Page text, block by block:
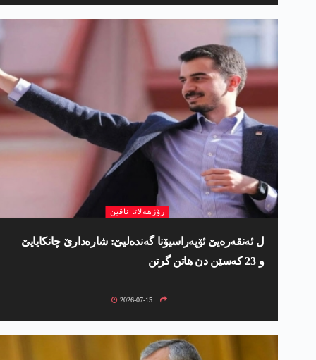
رۆژھەلاتا ناڤین
ل ئەنقەرەیێ ئۆپەراسیۆنا گەندەلیێ: شارەدارێ چانکایایێ
و 23 کەسێن دن ھاتن گرتن
2026-07-15